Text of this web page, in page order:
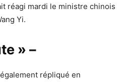
réagi mardi le ministre chinois
Yi.
» –
répliqué en